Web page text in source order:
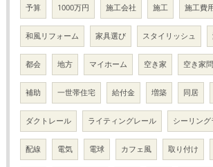
予算 1000万円 施工会社 施工 施工費
和風リフォーム 家具選び スタイリッシュ
都会 地方 マイホーム 空き家 空き家
補助 一世帯住宅 給付金 増築 同居
ダクトレール ライティングレール シーリング
配線 電気 電球 カフェ風 取り付け